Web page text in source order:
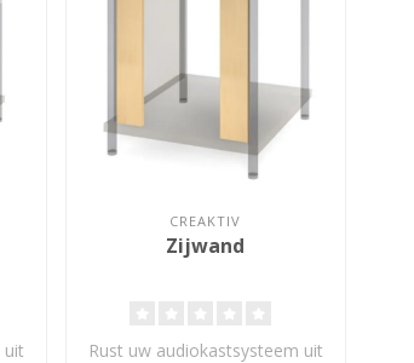
uit
CREAKTIV
Zijwand
Rust uw audiokastsysteem uit